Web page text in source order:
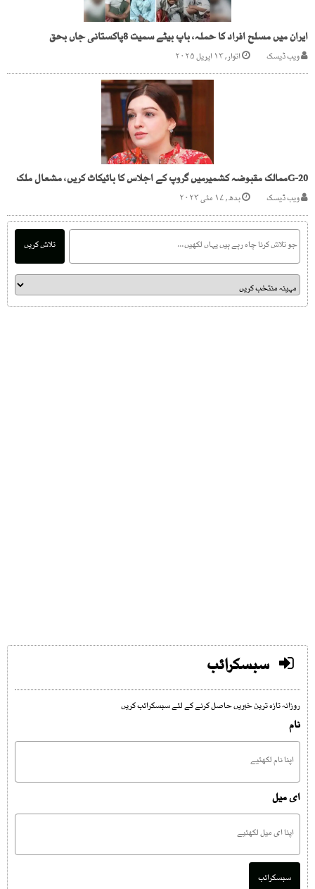
ایران میں مسلح افراد کا حملہ، باپ بیٹے سمیت 8پاکستانی جاں بحق
ویب ڈیسک اتوار, ۱۳ اپریل ۲۰۲۵
G-20ممالک مقبوضہ کشمیرمیں گروپ کے اجلاس کا بائیکاٹ کریں، مشعال ملک
ویب ڈیسک بدھ, ۱۷ مئی ۲۰۲۳
تلاش کریں
سبسکرائب
روزانہ تازہ ترین خبریں حاصل کرنے کے لئے سبسکرائب کریں
نام
ای میل
سبسکرائب